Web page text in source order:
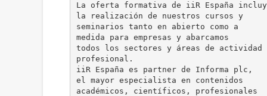
La oferta formativa de iiR España
la realización de nuestros cursos y
seminarios tanto en abierto como a
medida para empresas y abarcamos
todos los sectores y áreas de actividad
profesional.
iiR España es partner de Informa plc,
el mayor especialista en contenidos
académicos, científicos, profesionales